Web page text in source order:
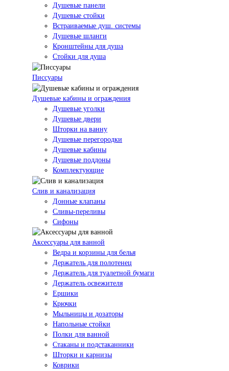
Душевые панели
Душевые стойки
Встраиваемые душ. системы
Душевые шланги
Кронштейны для душа
Стойки для душа
Писсуары
Душевые кабины и ограждения
Душевые уголки
Душевые двери
Шторки на ванну
Душевые перегородки
Душевые кабины
Душевые поддоны
Комплектующие
Слив и канализация
Донные клапаны
Сливы-переливы
Сифоны
Аксессуары для ванной
Ведра и корзины для белья
Держатель для полотенец
Держатель для туалетной бумаги
Держатель освежителя
Ершики
Крючки
Мыльницы и дозаторы
Напольные стойки
Полки для ванной
Стаканы и подстаканники
Шторки и карнизы
Коврики